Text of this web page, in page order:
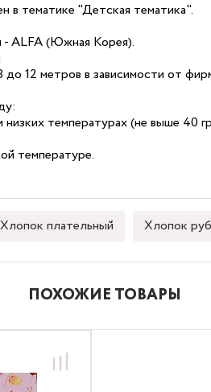
в тематике "Детская тематика".
- ALFA (Южная Корея).
12 метров в зависимости от
низких температурах (не выше 40
температуре.
Хлопок плательный Хлопок
ПОХОЖИЕ ТОВАРЫ